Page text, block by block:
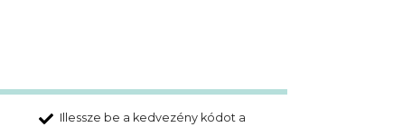
Illessze be a kedvezény kódot a